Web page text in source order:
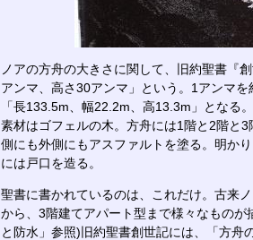
ノアの方舟の大きさに関して、旧約聖書『
アンマ、高さ30アンマ」という。1アンマ
「長133.5m、幅22.2m、高13.3m」となる。
素材はゴフェルの木。方舟には1階と2階と
側にも外側にもアスファルトを塗る。明か
には戸口を造る。
聖書に書かれているのは、これだけ。古来
から、3階建てアパート型まで様々なもの
と防水」参照)旧約聖書創世記には、「方舟